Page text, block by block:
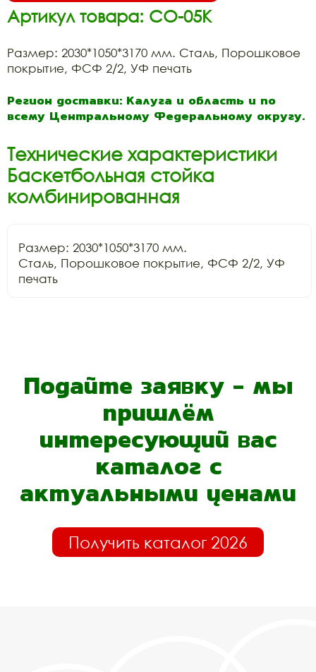
Артикул товара: СО-05К
Размер: 2030*1050*3170 мм. Сталь, Порошковое
покрытие, ФСФ 2/2, УФ печать
Регион доставки: Калуга и область и по
всему Центральному Федеральному округу.
Технические характеристики
Баскетбольная стойка
комбинированная
Размер: 2030*1050*3170 мм.
Сталь, Порошковое покрытие, ФСФ 2/2, УФ
печать
Подайте заявку - мы
пришлём
интересующий вас
каталог с
актуальными ценами
Получить каталог 2026